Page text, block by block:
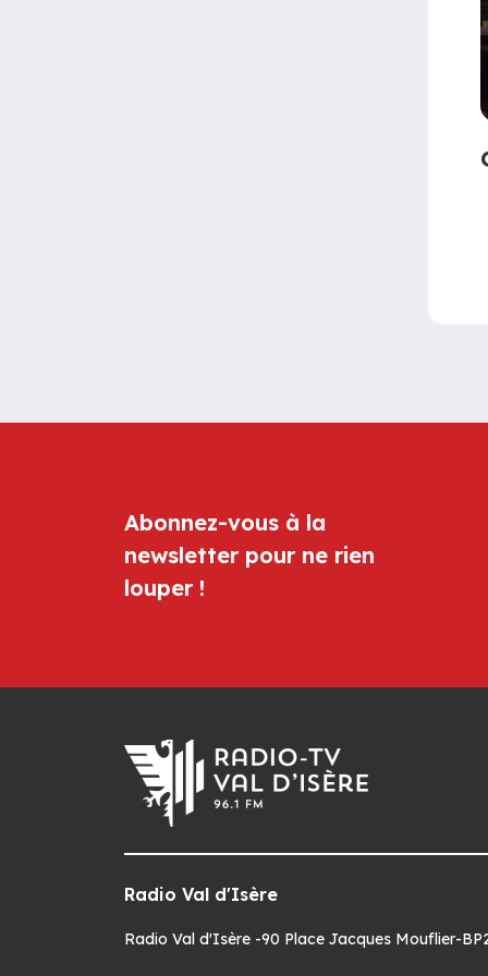
Abonnez-vous à la
newsletter pour ne rien
louper !
Radio Val d'Isère
Radio Val d'Isère -90 Place Jacques Mouflier-